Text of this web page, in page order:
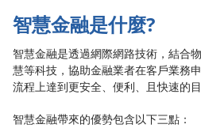
智慧金融是什麼?
智慧金融是透過網際網路技術，結合
慧等科技，協助金融業者在客戶業務
流程上達到更安全、便利、且快速的目
智慧金融帶來的優勢包含以下三點：